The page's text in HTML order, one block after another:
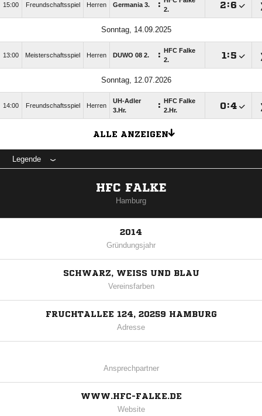
15:00 Freundschaftsspiel Herren Germania 3. : 2.
:
Sonntag, 14.09.2025
13:00 Meisterschaftsspiel Herren DUWO 08 2. :
HFC Falke
2.
:
Sonntag, 12.07.2026
14:00 Freundschaftsspiel Herren
UH-Adler
3.Hr.
:
HFC Falke
2.Hr.
:
ALLE ANZEIGEN
Legende
HFC FALKE
Hamburg
2014
Gründungsjahr
SCHWARZ, WEISS UND BLAU
Vereinsfarben
FRUCHTALLEE 124, 20259 HAMBURG
Adresse
Ansprechpartner
WWW.HFC-FALKE.DE
Website